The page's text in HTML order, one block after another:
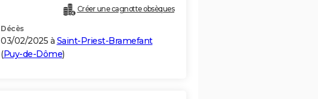
Créer une cagnotte obsèques
Décès
03/02/2025 à Saint-Priest-Bramefant
(Puy-de-Dôme)